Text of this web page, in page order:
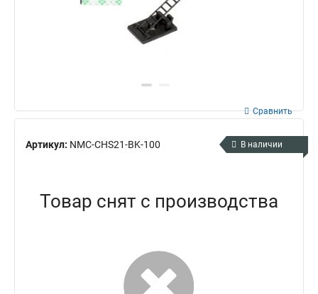
Артикул: NMC-CHS21-BK-100
Сравнить
В наличии
Товар снят с производства